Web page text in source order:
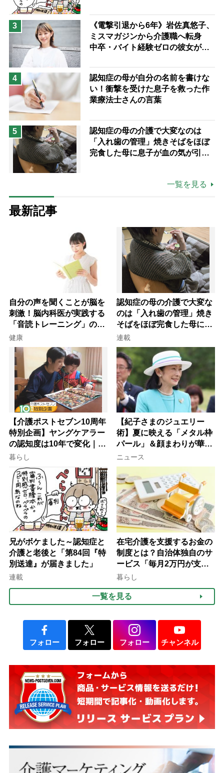
3
《電撃引退から6年》岩佐真悠子、
ミスマガジンから介護職へ転身
中卒・バイト経験ゼロの彼女が見
ながら自分らしくいられる」
4
認知症の母が自分の名前を書けな
い！衝撃を受けた息子を救った作
業療法士さんの言葉
5
認知症の母の介護で大変なのは
「入れ歯の管理」焼きそばをほぼ
完食した母に息子が血の気が引い
一覧を見る
最新記事
自分の声を聞くことが脳を
刺激！脳内科医が実践する
「音読トレーニング」の極
意
健康
認知症の母の介護で大変な
のは「入れ歯の管理」焼き
そばをほぼ完食した母に息
子が血の気が引いた理由
連載
【介護ポストセブン10周年
特別企画】ヤングケアラー
の認知度は10年で変化｜流
行語大賞にノミネート、法
律にも明記されたが果たし
て現在は？
暮らし
【紀子さまのジュエリー
術】夏に映える「メタル枠
パール」＆顔まわりが華や
ぐ「揺れる一粒」の使い分
け方
ニュース
兄がボケました～認知症と
介護と老後と「第84回『特
別送達』が届きました」
連載
在宅介護を支援するお金の
制度とは？自治体独自のサ
ービス「毎月2万円が支給
される」ケースも【FP解
暮らし
一覧を見る
フォロー フォロー フォロー チャンネル